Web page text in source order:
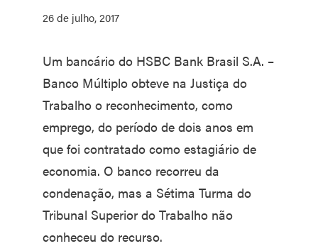
26 de julho, 2017
Um bancário do HSBC Bank Brasil S.A. –
Banco Múltiplo obteve na Justiça do
Trabalho o reconhecimento, como
emprego, do período de dois anos em
que foi contratado como estagiário de
economia. O banco recorreu da
condenação, mas a Sétima Turma do
Tribunal Superior do Trabalho não
conheceu do recurso.